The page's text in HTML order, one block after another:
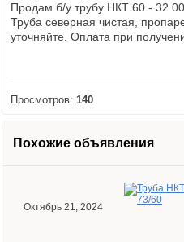
Продам б/у трубу НКТ 60 - 32
Труба северная чистая,
уточняйте. Оплата при
Просмотров: 140
Похожие объявления
Октябрь 21, 2024